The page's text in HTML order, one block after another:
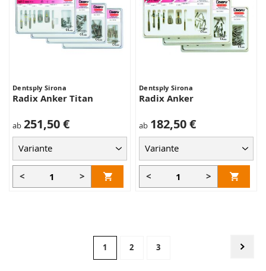
Dentsply Sirona
Radix Anker Titan
ab 251,50 €
< >
Dentsply Sirona
Radix Anker
ab 182,50 €
< >
Sie
1 Seite
2 Seite
3 Seite